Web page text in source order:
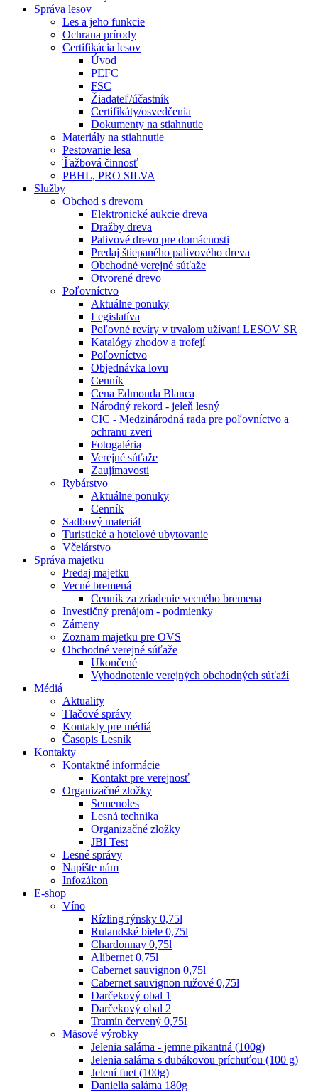
Správa lesov
Les a jeho funkcie
Ochrana prírody
Certifikácia lesov
Úvod
PEFC
FSC
Žiadateľ/účastník
Certifikáty/osvedčenia
Dokumenty na stiahnutie
Materiály na stiahnutie
Pestovanie lesa
Ťažbová činnosť
PBHL, PRO SILVA
Služby
Obchod s drevom
Elektronické aukcie dreva
Dražby dreva
Palivové drevo pre domácnosti
Predaj štiepaného palivového dreva
Obchodné verejné súťaže
Otvorené drevo
Poľovníctvo
Aktuálne ponuky
Legislatíva
Poľovné revíry v trvalom užívaní LESOV SR
Katalógy zhodov a trofejí
Poľovníctvo
Objednávka lovu
Cenník
Cena Edmonda Blanca
Národný rekord - jeleň lesný
CIC - Medzinárodná rada pre poľovníctvo a
ochranu zveri
Fotogaléria
Verejné súťaže
Zaujímavosti
Rybárstvo
Aktuálne ponuky
Cenník
Sadbový materiál
Turistické a hotelové ubytovanie
Včelárstvo
Správa majetku
Predaj majetku
Vecné bremená
Cenník za zriadenie vecného bremena
Investičný prenájom - podmienky
Zámeny
Zoznam majetku pre OVS
Obchodné verejné súťaže
Ukončené
Vyhodnotenie verejných obchodných súťaží
Médiá
Aktuality
Tlačové správy
Kontakty pre médiá
Časopis Lesník
Kontakty
Kontaktné informácie
Kontakt pre verejnosť
Organizačné zložky
Semenoles
Lesná technika
Organizačné zložky
JBI Test
Lesné správy
Napíšte nám
Infozákon
E-shop
Víno
Rízling rýnsky 0,75l
Rulandské biele 0,75l
Chardonnay 0,75l
Alibernet 0,75l
Cabernet sauvignon 0,75l
Cabernet sauvignon ružové 0,75l
Darčekový obal 1
Darčekový obal 2
Tramín červený 0,75l
Mäsové výrobky
Jelenia saláma - jemne pikantná (100g)
Jelenia saláma s dubákovou príchuťou (100 g)
Jelení fuet (100g)
Danielia saláma 180g